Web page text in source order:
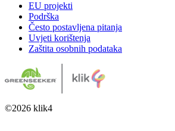
EU projekti
Podrška
Često postavljena pitanja
Uvjeti korištenja
Zaštita osobnih podataka
©2026 klik4